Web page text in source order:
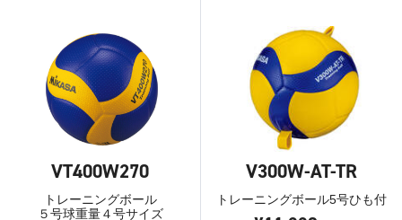
VT400W270
トレーニングボール
５号球重量４号サイズ
V300W-AT-TR
トレーニングボール5号ひも付